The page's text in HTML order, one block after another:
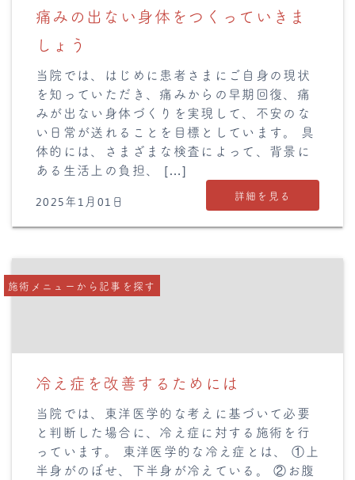
痛みの出ない身体をつくっていきま
しょう
当院では、はじめに患者さまにご自身の現状
を知っていただき、痛みからの早期回復、痛
みが出ない身体づくりを実現して、不安のな
い日常が送れることを目標としています。 具
体的には、さまざまな検査によって、背景に
ある生活上の負担、 […]
2025年1月01日 詳細を見る
冷え症を改善するためには
当院では、東洋医学的な考えに基づいて必要
と判断した場合に、冷え症に対する施術を行
っています。 東洋医学的な冷え症とは、 ①上
半身がのぼせ、下半身が冷えている。 ②お腹
施術メニューから記事を探す